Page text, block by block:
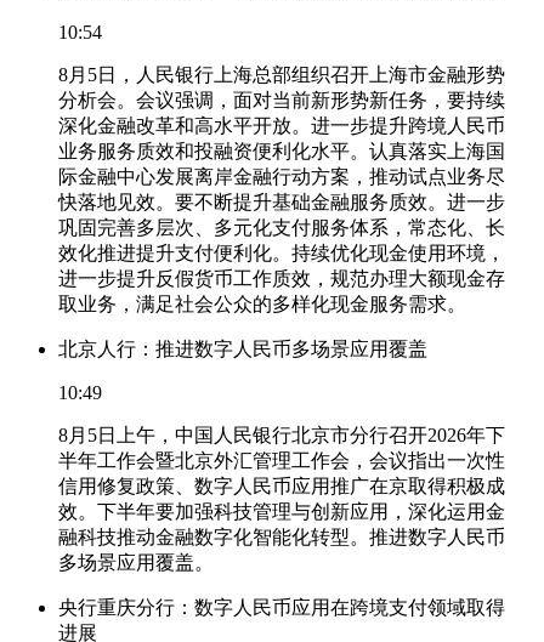
10:54
8月5日，人民银行上海总部组织召开上海市金融形势
分析会。会议强调，面对当前新形势新任务，要持续
深化金融改革和高水平开放。进一步提升跨境人民币
业务服务质效和投融资便利化水平。认真落实上海国
际金融中心发展离岸金融行动方案，推动试点业务尽
快落地见效。要不断提升基础金融服务质效。进一步
巩固完善多层次、多元化支付服务体系，常态化、长
效化推进提升支付便利化。持续优化现金使用环境，
进一步提升反假货币工作质效，规范办理大额现金存
取业务，满足社会公众的多样化现金服务需求。
北京人行：推进数字人民币多场景应用覆盖
10:49
8月5日上午，中国人民银行北京市分行召开2026年下
半年工作会暨北京外汇管理工作会，会议指出一次性
信用修复政策、数字人民币应用推广在京取得积极成
效。下半年要加强科技管理与创新应用，深化运用金
融科技推动金融数字化智能化转型。推进数字人民币
多场景应用覆盖。
央行重庆分行：数字人民币应用在跨境支付领域取得
进展